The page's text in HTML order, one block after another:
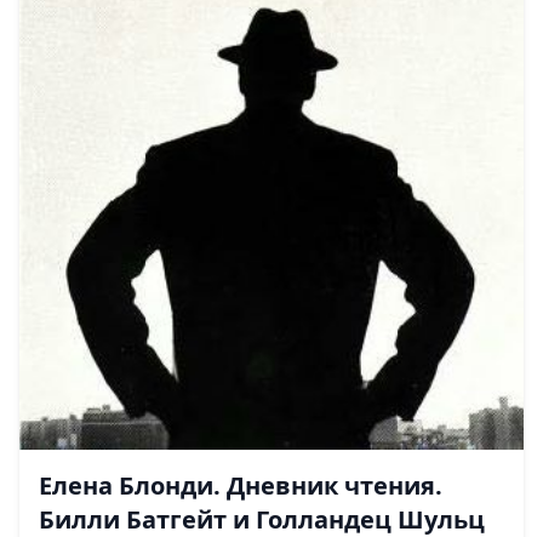
Елена Блонди. Дневник чтения.
Билли Батгейт и Голландец Шульц